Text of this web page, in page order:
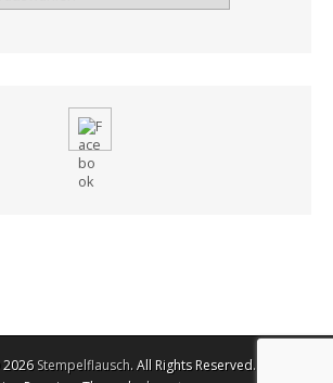
Stempelflausch. All Rights Reserved.